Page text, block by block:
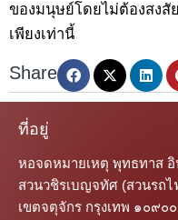
ของมนุษย์โดยไม่ต้องสงสั
เพียงเท่านี้
Share
ที่อยู่
หอจดหมายเหตุ พุทธทาส
สวนวชิรเบญจทัศ (สวนรถ
เขตจตุจักร กรุงเทพ ๑๐๙๐๐